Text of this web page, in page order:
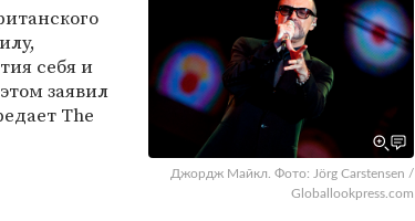
Джордж Майкл. Фото: Jörg Carstensen /
Globallookpress.com
себя и
заявил
The